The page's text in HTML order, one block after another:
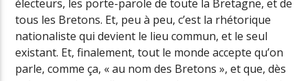
électeurs, les porte-parole de toute la Bretagne, et de
tous les Bretons. Et, peu à peu, c’est la rhétorique
nationaliste qui devient le lieu commun, et le seul
existant. Et, finalement, tout le monde accepte qu’on
parle, comme ça, « au nom des Bretons », et que, dès